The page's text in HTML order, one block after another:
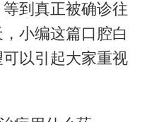
到真正被确诊往
小编这篇口腔白
以引起大家重视